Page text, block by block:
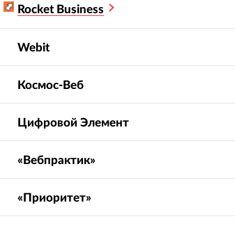
Rocket Business
Webit
Космос-Веб
Цифровой Элемент
«Вебпрактик»
«Приоритет»